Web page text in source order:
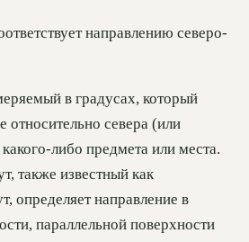
направлению северо-
в градусах, который
относительно севера (или
либо предмета или места.
также известный как
определяет направление в
параллельной поверхности